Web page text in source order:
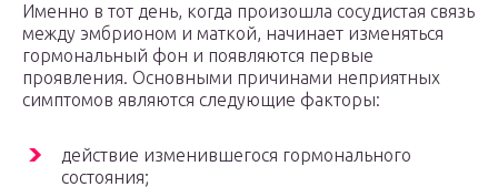
Именно в тот день, когда произошла сосудистая связь
между эмбрионом и маткой, начинает изменяться
гормональный фон и появляются первые
проявления. Основными причинами неприятных
симптомов являются следующие факторы:
действие изменившегося гормонального
состояния;